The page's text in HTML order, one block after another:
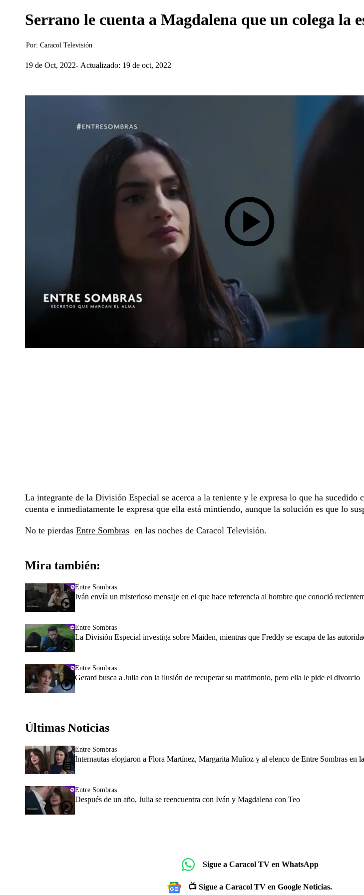
Serrano le cuenta a Magdalena que un colega la
Por: Caracol Televisión
19 de Oct, 2022 Actualizado: 19 de oct, 2022
La integrante de la División Especial se acerca a la teniente y le expresa lo que ha sucedido
cuenta e inmediatamente le expresa que ella está mintiendo, aunque la solución es que lo
No te pierdas Entre Sombras en las noches de Caracol Televisión.
Mira también:
Entre Sombras
Iván envía un misterioso mensaje en el que hace referencia al hombre que conoció
Entre Sombras
La División Especial investiga sobre Maiden, mientras que Freddy se escapa de las
Entre Sombras
Gerard busca a Julia con la ilusión de recuperar su matrimonio, pero ella le pide el divorcio
Últimas Noticias
Entre Sombras
Internautas elogiaron a Flora Martínez, Margarita Muñoz y al elenco de Entre Sombras en
Entre Sombras
Después de un año, Julia se reencuentra con Iván y Magdalena con Teo
Sigue a Caracol TV en WhatsApp
📺 Sigue a Caracol TV en Google Noticias.